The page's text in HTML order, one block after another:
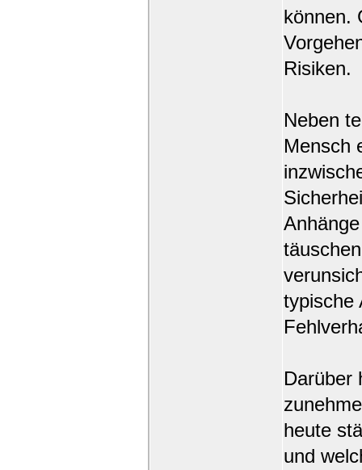
können.
Risiken.
Neben
Mensch
typische
Darüber
heute
und